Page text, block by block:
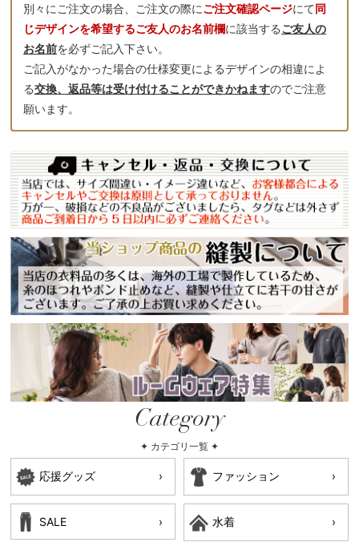
別々にご注文の場合、ご注文の際にご注文確認ページにて同
じデザインを希望するご友人のお名前欄に該当するご友人の
お名前を必ずご記入下さい。
ご記入がなかった場合の仕様変更によるデザインの相違によ
る交換、返品等は受け付けることができかねますのでご注意
願います。
Category
✦ カテゴリ一覧 ✦
応援グッズ ファッション
SALE 水着